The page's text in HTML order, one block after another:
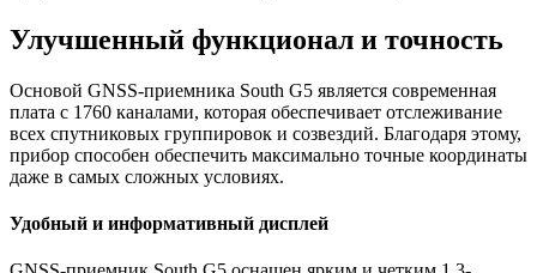
Улучшенный функционал и точность
Основой GNSS-приемника South G5 является современная
плата с 1760 каналами, которая обеспечивает отслеживание
всех спутниковых группировок и созвездий. Благодаря этому,
прибор способен обеспечить максимально точные координаты
даже в самых сложных условиях.
Удобный и информативный дисплей